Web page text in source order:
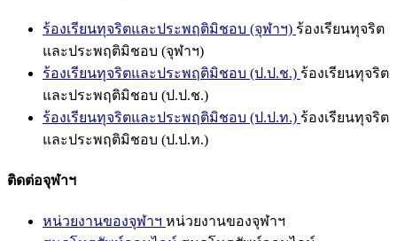
ร้องเรียนทุจริตและประพฤติมิชอบ (จุฬาฯ) ร้องเรียนทุจริต
และประพฤติมิชอบ (จุฬาฯ)
ร้องเรียนทุจริตและประพฤติมิชอบ (ป.ป.ช.) ร้องเรียนทุจริต
และประพฤติมิชอบ (ป.ป.ช.)
ร้องเรียนทุจริตและประพฤติมิชอบ (ป.ป.ท.) ร้องเรียนทุจริต
และประพฤติมิชอบ (ป.ป.ท.)
ติดต่อจุฬาฯ
หน่วยงานของจุฬาฯ หน่วยงานของจุฬาฯ